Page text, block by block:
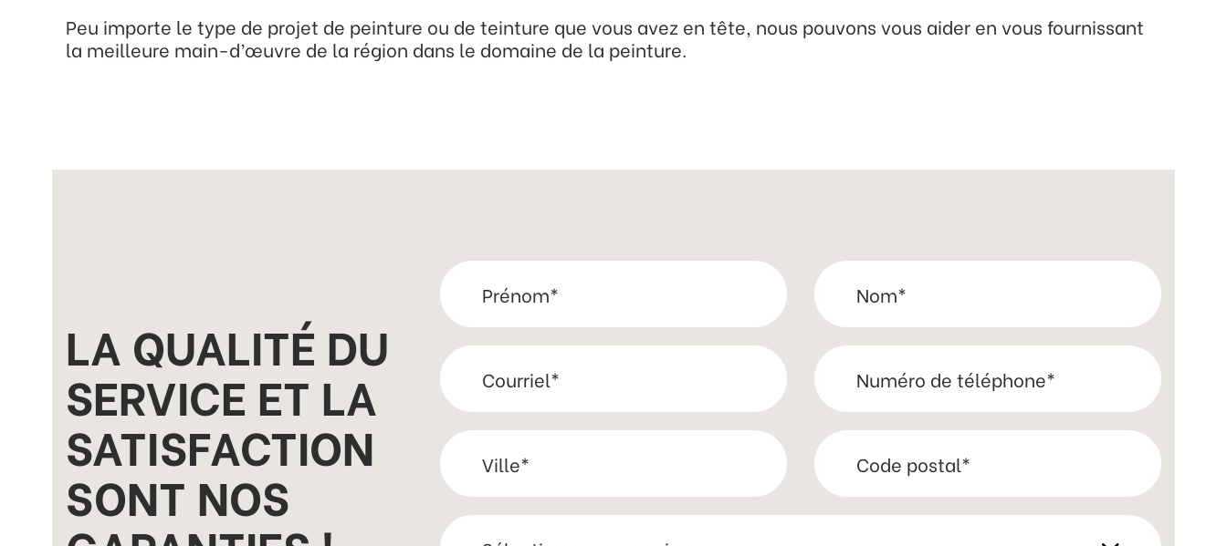
Peu importe le type de projet de peinture ou de teinture que vous avez en tête, nous pouvons vous aider en vous fournissant
la meilleure main-d’œuvre de la région dans le domaine de la peinture.
LA QUALITÉ DU
SERVICE ET LA
SATISFACTION
SONT NOS